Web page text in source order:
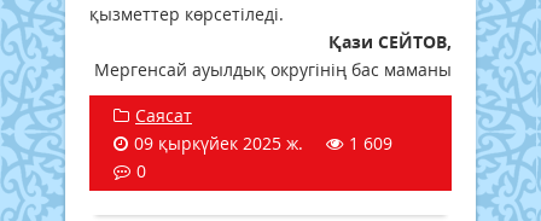
қызметтер көрсетіледі.
Қази СЕЙТОВ,
Мергенсай ауылдық округінің бас маманы
Саясат
09 қыркүйек 2025 ж.
1 609
0